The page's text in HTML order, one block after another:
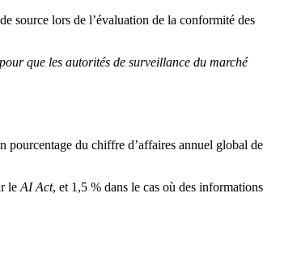
source lors de l’évaluation de la conformité des
que les autorités de surveillance du marché
pourcentage du chiffre d’affaires annuel global de
leAI Act, et 1,5 % dans le cas où des informations